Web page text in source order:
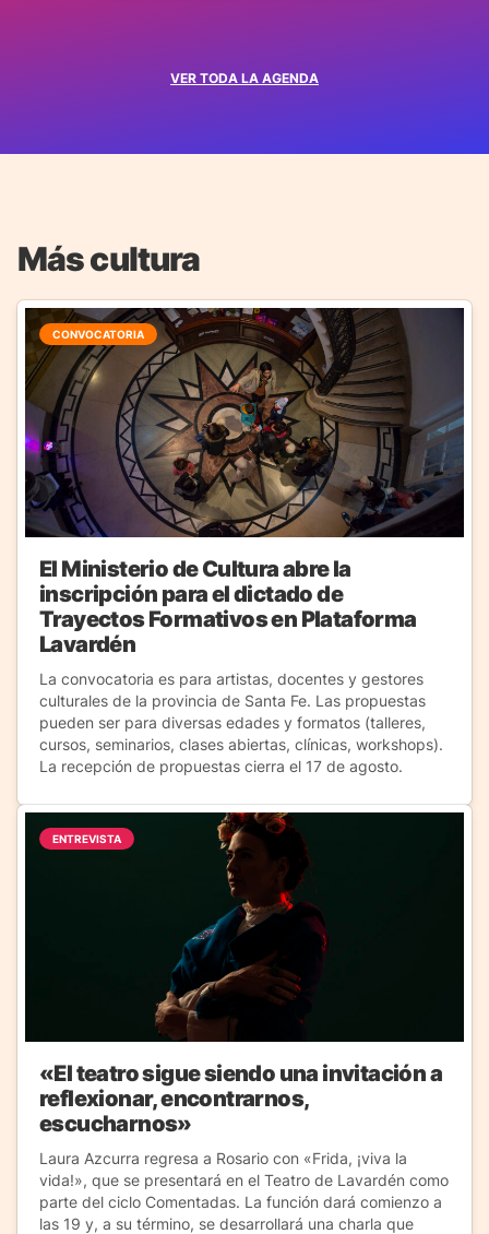
VER TODA LA AGENDA
Más cultura
CONVOCATORIA
El Ministerio de Cultura abre la
inscripción para el dictado de
Trayectos Formativos en Plataforma
Lavardén
La convocatoria es para artistas, docentes y gestores
culturales de la provincia de Santa Fe. Las propuestas
pueden ser para diversas edades y formatos (talleres,
cursos, seminarios, clases abiertas, clínicas, workshops).
La recepción de propuestas cierra el 17 de agosto.
ENTREVISTA
«El teatro sigue siendo una invitación a
reflexionar, encontrarnos,
escucharnos»
Laura Azcurra regresa a Rosario con «Frida, ¡viva la
vida!», que se presentará en el Teatro de Lavardén como
parte del ciclo Comentadas. La función dará comienzo a
las 19 y, a su término, se desarrollará una charla que